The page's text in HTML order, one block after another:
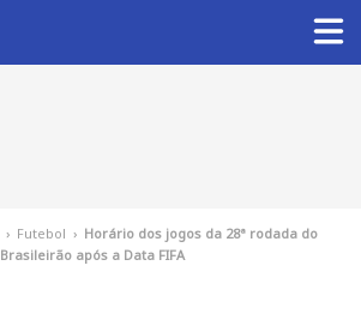
› Futebol › Horário dos jogos da 28ª rodada do
Brasileirão após a Data FIFA